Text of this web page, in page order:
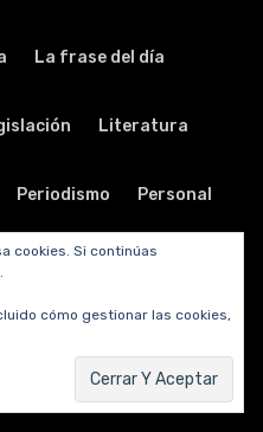
La frase del día
Literatura
Periodismo Personal
Sorteos y promociones
cookies. Si continúas
cómo gestionar las cookies,